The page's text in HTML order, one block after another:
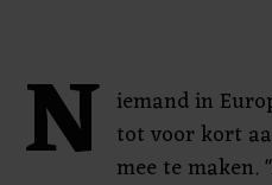
N iemand in
tot voor kort
mee te maken.